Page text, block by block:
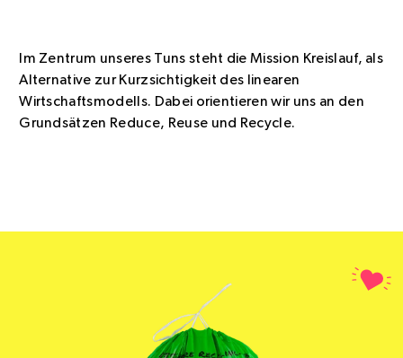
Im Zentrum unseres Tuns steht die Mission Kreislauf, als
Alternative zur Kurzsichtigkeit des linearen
Wirtschaftsmodells. Dabei orientieren wir uns an den
Grundsätzen Reduce, Reuse und Recycle.